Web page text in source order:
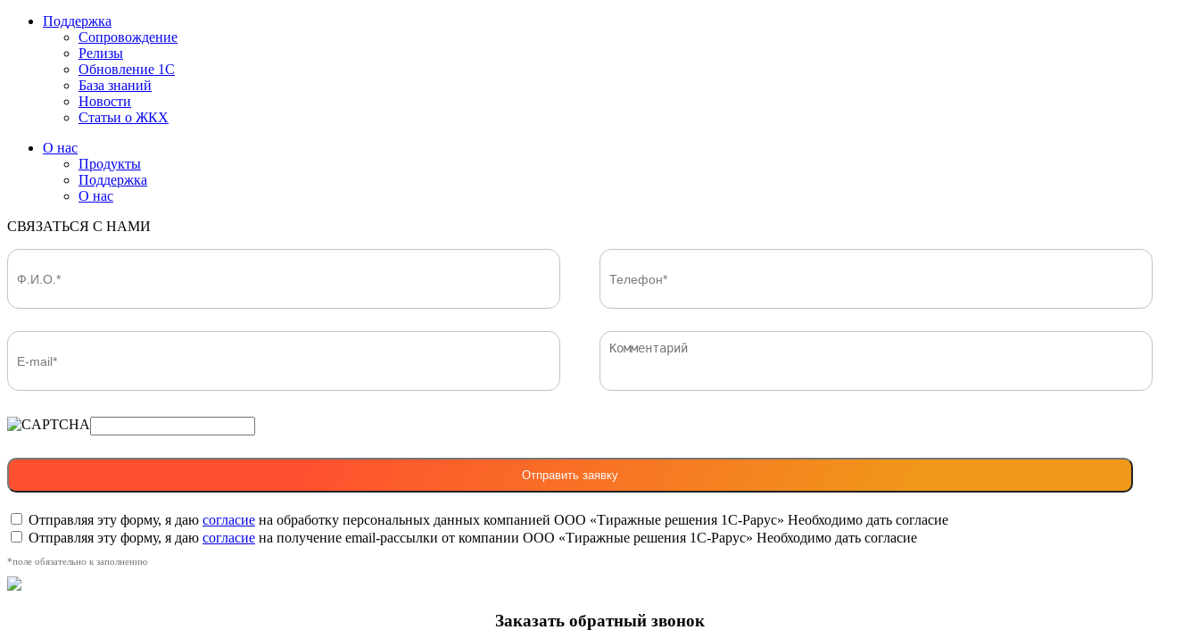
Поддержка
Сопровождение
Релизы
Обновление 1С
База знаний
Новости
Статьи о ЖКХ
О нас
Продукты
Поддержка
О нас
СВЯЗАТЬСЯ С НАМИ
Отправляя эту форму, я даю согласие на обработку персональных данных компанией ООО «Тиражные решения 1С-Рарус» Необходимо дать согласие
Отправляя эту форму, я даю согласие на получение email-рассылки от компании ООО «Тиражные решения 1С-Рарус» Необходимо дать согласие
*поле обязательно к заполнению
Заказать обратный звонок